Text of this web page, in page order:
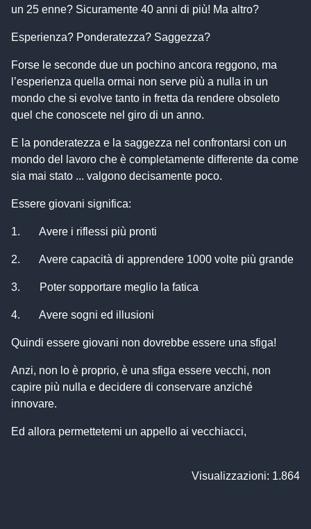
un 25 enne? Sicuramente 40 anni di più! Ma altro?
Esperienza? Ponderatezza? Saggezza?
Forse le seconde due un pochino ancora reggono, ma
l’esperienza quella ormai non serve più a nulla in un
mondo che si evolve tanto in fretta da rendere obsoleto
quel che conoscete nel giro di un anno.
E la ponderatezza e la saggezza nel confrontarsi con un
mondo del lavoro che è completamente differente da come
sia mai stato ... valgono decisamente poco.
Essere giovani significa:
1. Avere i riflessi più pronti
2. Avere capacità di apprendere 1000 volte più grande
3. Poter sopportare meglio la fatica
4. Avere sogni ed illusioni
Quindi essere giovani non dovrebbe essere una sfiga!
Anzi, non lo è proprio, è una sfiga essere vecchi, non
capire più nulla e decidere di conservare anziché
innovare.
Ed allora permettetemi un appello ai vecchiacci,
Visualizzazioni: 1.864